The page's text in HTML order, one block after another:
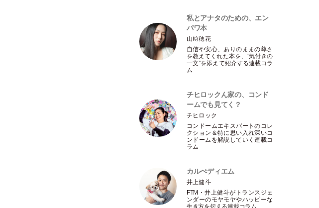
私とアナタのための、エン
パワ本
山﨑穂花
自信や安心、ありのままの尊さ
を教えてくれた本を、“気付きの
一文”を添えて紹介する連載コラ
ム
チヒロックん家の、コンド
ームでも見てく？
チヒロック
コンドームエキスパートのコレ
クション＆特に思い入れ深いコ
ンドームを解説していく連載コ
ラム
カルぺディエム
井上健斗
FTM ・井上健斗がトランスジェ
ンダーのモヤモヤやハッピーな
生き方を伝える連載コラム